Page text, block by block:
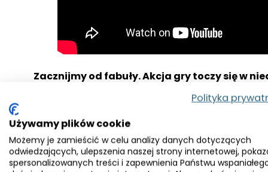
Polityka
Używamy plików cookie
Możemy je zamieścić w celu analizy danych dotyczących
odwiedzających, ulepszenia naszej strony internetowej,
spersonalizowanych treści i zapewnienia Państwu
Zacznijmy od fabuły. Akcja gry toczy się w
zaawansowanej technologicznie stacji, gdzie
niezwykłych zdolnościach, która okazuje się
Razem próbują przetrwać w środowisku
doprowadziło do katastrofy. Całość opiera się